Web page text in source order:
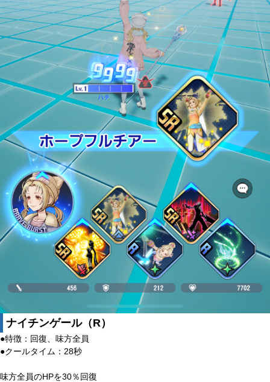
ナイチンゲール（R）
●特徴：回復、味方全員
●クールタイム：28秒
味方全員のHPを30％回復